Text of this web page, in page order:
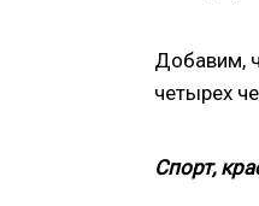
Добавим,
четырех
Спорт,